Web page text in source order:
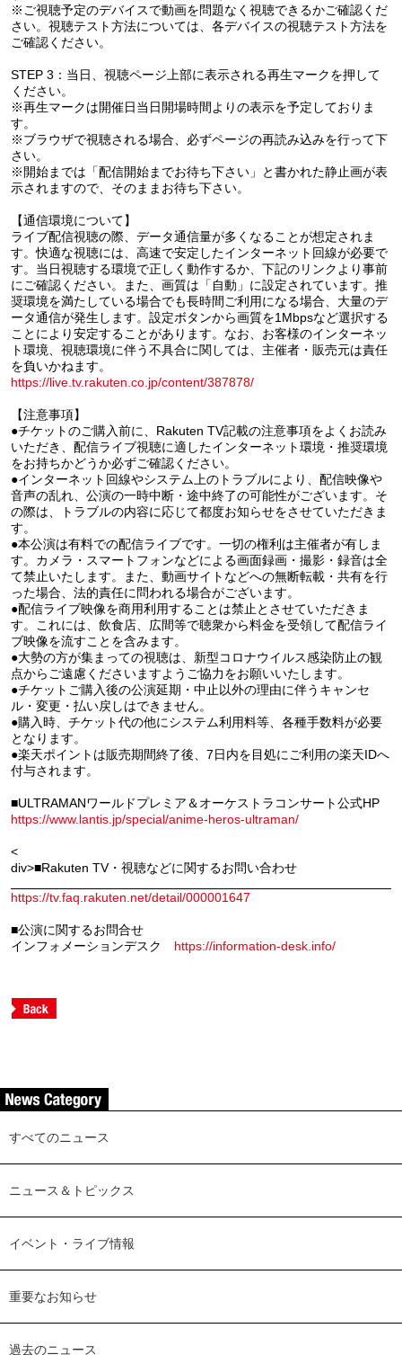
※ご視聴予定のデバイスで動画を問題なく視聴できるかご確認くだ
さい。視聴テスト方法については、各デバイスの視聴テスト方法を
ご確認ください。
STEP 3：当日、視聴ページ上部に表示される再生マークを押して
ください。
※再生マークは開催日当日開場時間よりの表示を予定しておりま
す。
※ブラウザで視聴される場合、必ずページの再読み込みを行って下
さい。
※開始までは「配信開始までお待ち下さい」と書かれた静止画が表
示されますので、そのままお待ち下さい。
【通信環境について】
ライブ配信視聴の際、データ通信量が多くなることが想定されま
す。快適な視聴には、高速で安定したインターネット回線が必要で
す。当日視聴する環境で正しく動作するか、下記のリンクより事前
にご確認ください。また、画質は「自動」に設定されています。推
奨環境を満たしている場合でも長時間ご利用になる場合、大量のデ
ータ通信が発生します。設定ボタンから画質を1Mbpsなど選択する
ことにより安定することがあります。なお、お客様のインターネッ
ト環境、視聴環境に伴う不具合に関しては、主催者・販売元は責任
を負いかねます。
https://live.tv.rakuten.co.jp/content/387878/
【注意事項】
●チケットのご購入前に、Rakuten TV記載の注意事項をよくお読み
いただき、配信ライブ視聴に適したインターネット環境・推奨環境
をお持ちかどうか必ずご確認ください。
●インターネット回線やシステム上のトラブルにより、配信映像や
音声の乱れ、公演の一時中断・途中終了の可能性がございます。そ
の際は、トラブルの内容に応じて都度お知らせをさせていただきま
す。
●本公演は有料での配信ライブです。一切の権利は主催者が有しま
す。カメラ・スマートフォンなどによる画面録画・撮影・録音は全
て禁止いたします。また、動画サイトなどへの無断転載・共有を行
った場合、法的責任に問われる場合がございます。
●配信ライブ映像を商用利用することは禁止とさせていただきま
す。これには、飲食店、広間等で聴衆から料金を受領して配信ライ
ブ映像を流すことを含みます。
●大勢の方が集まっての視聴は、新型コロナウイルス感染防止の観
点からご遠慮くださいますようご協力をお願いいたします。
●チケットご購入後の公演延期・中止以外の理由に伴うキャンセ
ル・変更・払い戻しはできません。
●購入時、チケット代の他にシステム利用料等、各種手数料が必要
となります。
●楽天ポイントは販売期間終了後、7日内を目処にご利用の楽天IDへ
付与されます。
■ULTRAMANワールドプレミア＆オーケストラコンサート公式HP
https://www.lantis.jp/special/anime-heros-ultraman/
<
div>■Rakuten TV・視聴などに関するお問い合わせ
https://tv.faq.rakuten.net/detail/000001647
■公演に関するお問合せ
インフォメーションデスク https://information-desk.info/
すべてのニュース
ニュース＆トピックス
イベント・ライブ情報
重要なお知らせ
過去のニュース